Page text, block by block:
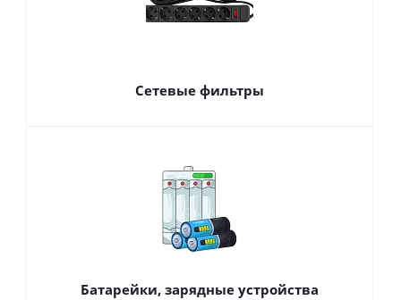
Сетевые фильтры
Батарейки, зарядные устройства